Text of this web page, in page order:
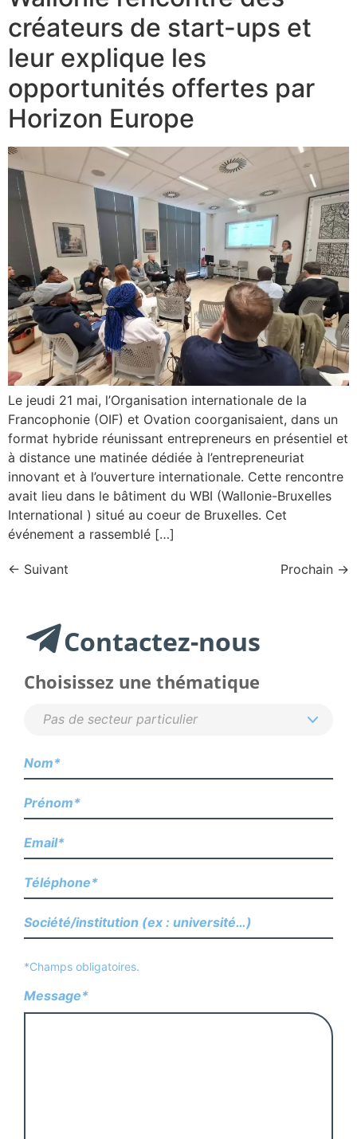
créateurs de start-ups et
leur explique les
opportunités offertes par
Horizon Europe
Le jeudi 21 mai, l’Organisation internationale de la
Francophonie (OIF) et Ovation coorganisaient, dans un
format hybride réunissant entrepreneurs en présentiel et
à distance une matinée dédiée à l’entrepreneuriat
innovant et à l’ouverture internationale. Cette rencontre
avait lieu dans le bâtiment du WBI (Wallonie-Bruxelles
International ) situé au coeur de Bruxelles. Cet
événement a rassemblé […]
← Suivant Prochain →
Contactez-nous
Choisissez une thématique
*Champs obligatoires.
Message*